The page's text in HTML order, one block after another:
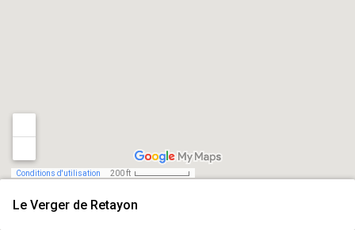
Le Verger de Retayon
Conditions d'utilisation 200 ft